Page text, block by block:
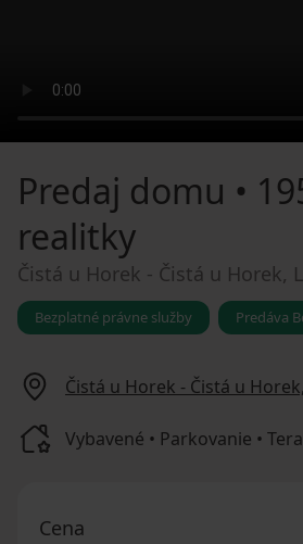
Predaj domu •
realitky
Čistá u Horek - Čistá u Horek,
Bezplatné právne služby Predáva
Čistá u Horek - Čistá u
Vybavené • Parkovanie •
Cena